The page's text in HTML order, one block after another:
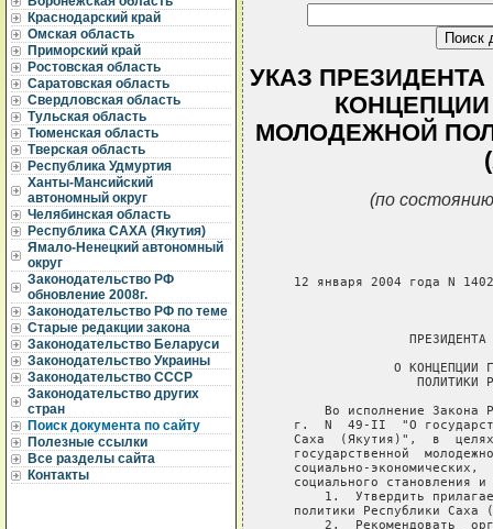
Краснодарский край
Омская область
Приморский край
Ростовская область
Саратовская область
Свердловская область
Тульская область
Тюменская область
Тверская область
Республика Удмуртия
Ханты-Мансийский
автономный округ
Челябинская область
Республика САХА (Якутия)
Ямало-Ненецкий автономный
округ
Законодательство РФ
обновление 2008г.
Законодательство РФ по теме
Старые редакции закона
Законодательство Беларуси
Законодательство Украины
Законодательство СССР
Законодательство других
стран
Поиск документа по сайту
Полезные ссылки
Все разделы сайта
Контакты
УКАЗ ПРЕЗИДЕНТА
МОЛОДЕЖНОЙ
(по